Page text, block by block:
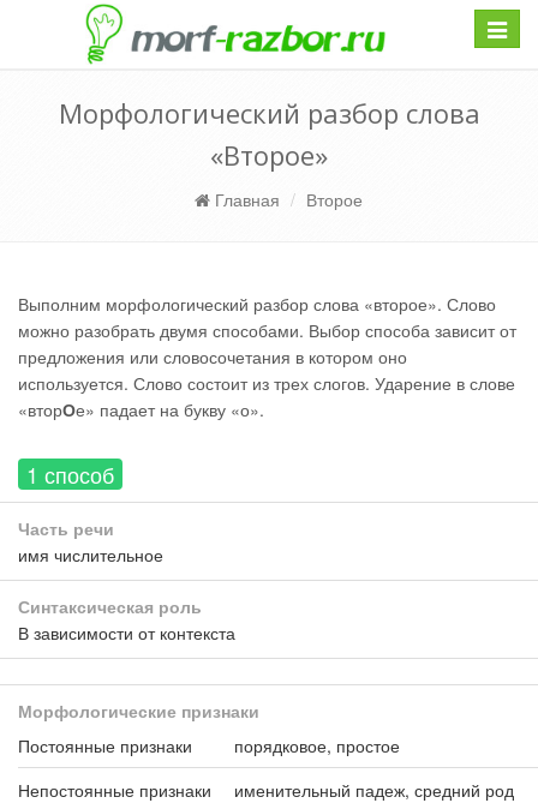
Морфологический разбор слова
«Второе»
Главная Второе
Выполним морфологический разбор слова «второе». Слово
можно разобрать двумя способами. Выбор способа зависит от
предложения или словосочетания в котором оно
используется. Слово состоит из трех слогов. Ударение в слове
«вторОе» падает на букву «о».
1 способ
Часть речи
имя числительное
Синтаксическая роль
В зависимости от контекста
Морфологические признаки
Постоянные признаки
порядковое, простое
Непостоянные признаки
именительный падеж, средний род